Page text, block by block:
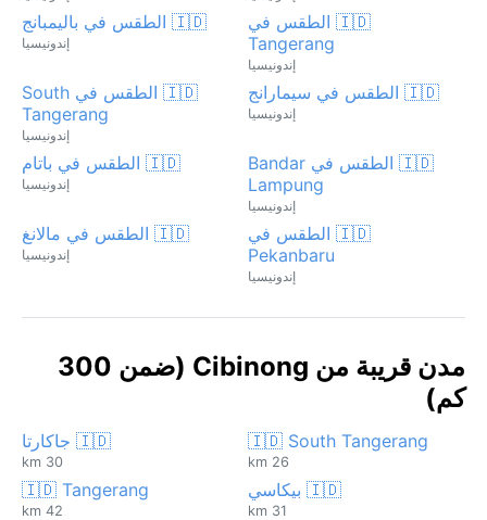
🇮🇩 الطقس في
Tangerang
إندونيسيا
🇮🇩 الطقس في باليمبانج
إندونيسيا
🇮🇩 الطقس في سيمارانج
إندونيسيا
🇮🇩 الطقس في South
Tangerang
إندونيسيا
🇮🇩 الطقس في Bandar
Lampung
إندونيسيا
🇮🇩 الطقس في باتام
إندونيسيا
🇮🇩 الطقس في
Pekanbaru
إندونيسيا
🇮🇩 الطقس في مالانغ
إندونيسيا
مدن قريبة من Cibinong (ضمن 300
كم)
🇮🇩 South Tangerang
26 km
🇮🇩 جاكارتا
30 km
🇮🇩 بيكاسي
31 km
🇮🇩 Tangerang
42 km